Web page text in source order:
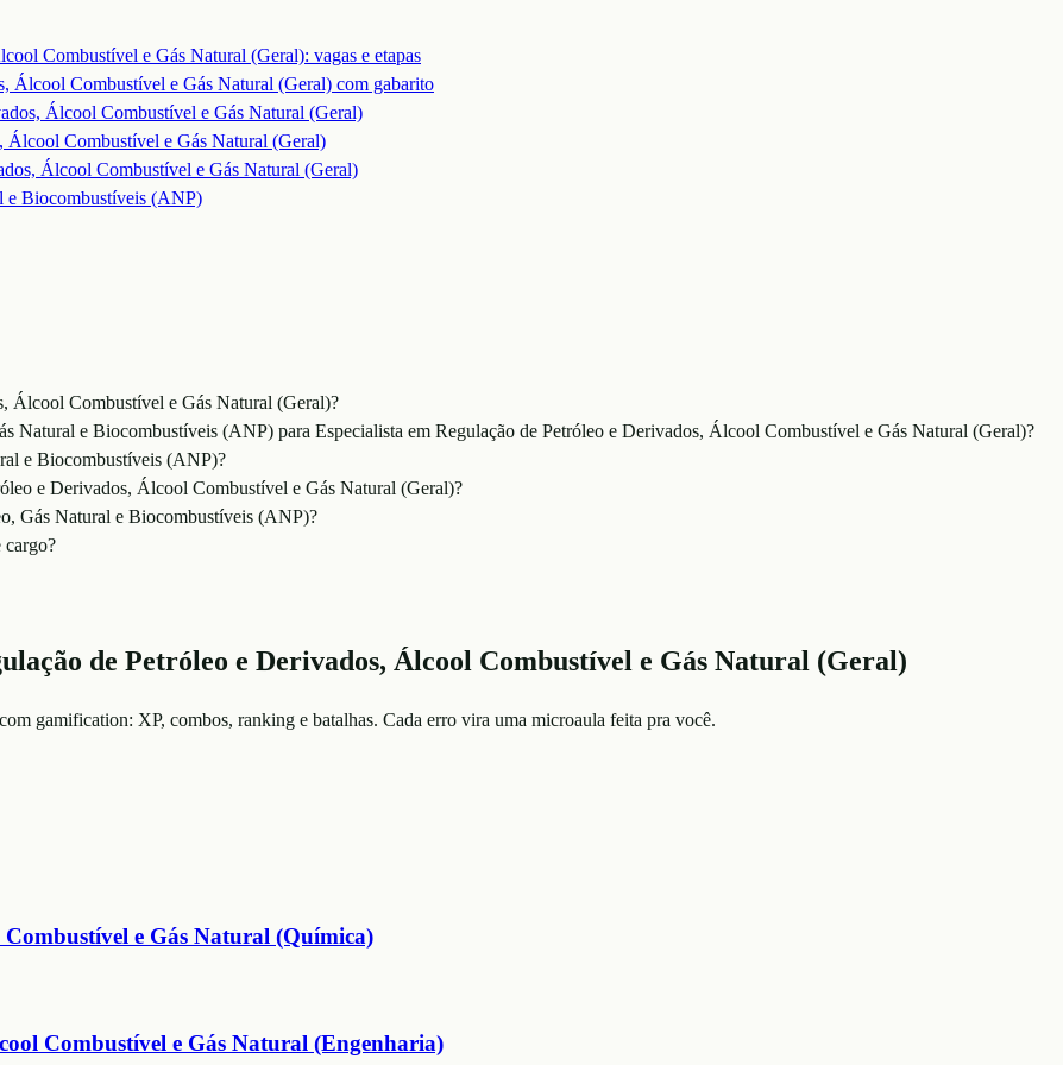
Combustível e Gás Natural (Geral): vagas e etapas
Álcool Combustível e Gás Natural (Geral) com gabarito
Álcool Combustível e Gás Natural (Geral)
Álcool Combustível e Gás Natural (Geral)
Álcool Combustível e Gás Natural (Geral)
e Biocombustíveis (ANP)
Álcool Combustível e Gás Natural (Geral)?
Natural e Biocombustíveis (ANP) para Especialista em Regulação de Petróleo e Derivados, Álcool Combustível e Gás Natural (Geral)?
e Biocombustíveis (ANP)?
e Derivados, Álcool Combustível e Gás Natural (Geral)?
Gás Natural e Biocombustíveis (ANP)?
cargo?
de Petróleo e Derivados, Álcool Combustível e Gás Natural (Geral)
gamification: XP, combos, ranking e batalhas. Cada erro vira uma microaula feita pra você.
Combustível e Gás Natural (Química)
Combustível e Gás Natural (Engenharia)